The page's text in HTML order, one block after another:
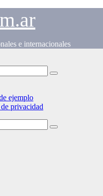
e internacionales
ejemplo
privacidad